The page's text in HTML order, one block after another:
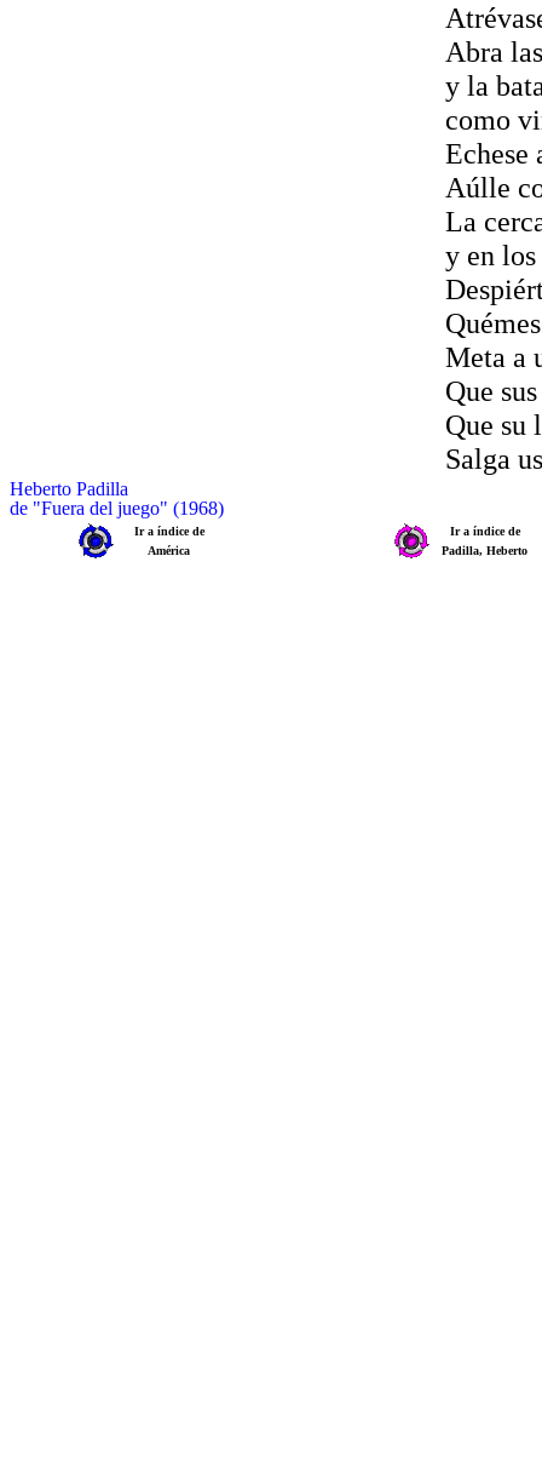
Abra
y la
como
Echese
Aúlle
La
y en
Meta a
Que
Que su
Salga
Heberto Padilla
de "Fuera del juego" (1968)
Ir a índice de
América
Ir a índice de
Padilla, Heberto